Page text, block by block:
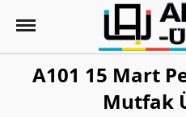
A101 15 Mart
Mutfak